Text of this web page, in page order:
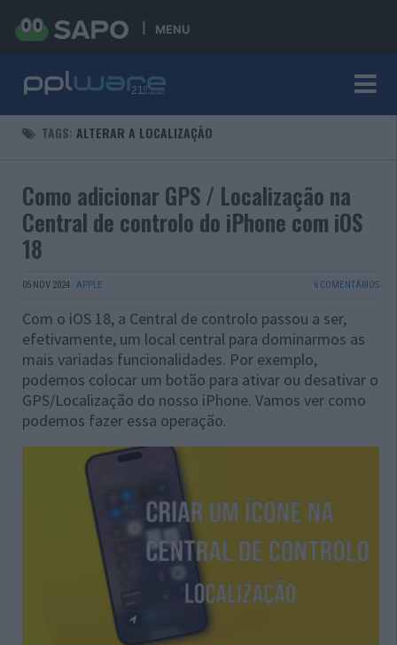
MENU
TAGS: ALTERAR A LOCALIZAÇÃO
Como adicionar GPS / Localização na
Central de controlo do iPhone com iOS
18
05 NOV 2024 · APPLE 6 COMENTÁRIOS
Com o iOS 18, a Central de controlo passou a ser,
efetivamente, um local central para dominarmos as
mais variadas funcionalidades. Por exemplo,
podemos colocar um botão para ativar ou desativar o
GPS/Localização do nosso iPhone. Vamos ver como
podemos fazer essa operação.